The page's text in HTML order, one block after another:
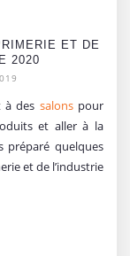
ET DE
2020
à des salonspour
et aller à la
préparé quelques
et de l’industrie